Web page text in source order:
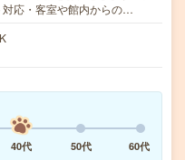
対応・客室や館内からの…
40代 50代
60代